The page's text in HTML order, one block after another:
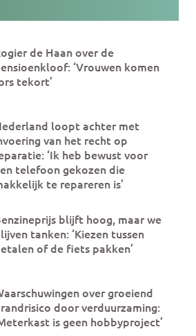
de Haan over de
‘Vrouwen komen
tekort’
loopt achter met
van het recht op
‘Ik heb bewust voor
telefoon gekozen die
te repareren is’
blijft hoog, maar we
tanken: ‘Kiezen tussen
of de fiets pakken’
over groeiend
door verduurzaming:
is geen hobbyproject’